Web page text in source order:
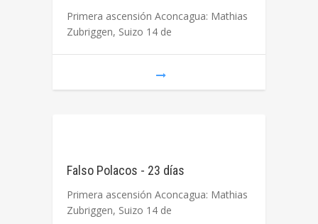
Primera ascensión Aconcagua: Mathias
Zubriggen, Suizo 14 de
Falso Polacos - 23 días
Primera ascensión Aconcagua: Mathias
Zubriggen, Suizo 14 de